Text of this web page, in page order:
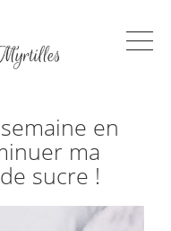
en
ma
sucre !